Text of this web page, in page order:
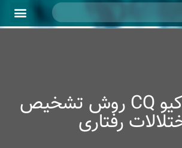
کلینیکال کیو CQ روش تشخیص
رفتاری